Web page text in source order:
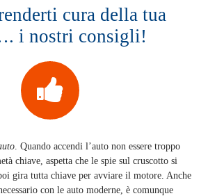
cura della tua
i nostri consigli!
. Quando accendi l’auto non essere troppo
chiave, aspetta che le spie sul cruscotto si
gira tutta chiave per avviare il motore. Anche
con le auto moderne, è comunque